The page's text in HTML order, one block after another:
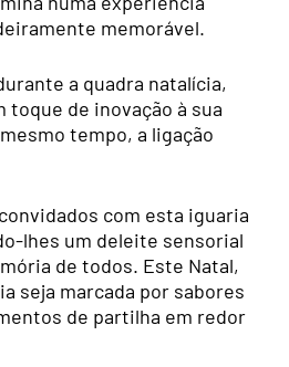
memorável.
a quadra natalícia,
toque de inovação à sua
tempo, a ligação
com esta iguaria
lhes um deleite sensorial
de todos. Este Natal,
seja marcada por sabores
de partilha em redor